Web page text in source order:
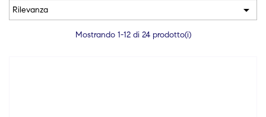
Rilevanza 
Mostrando 1-12 di 24 prodotto(i)